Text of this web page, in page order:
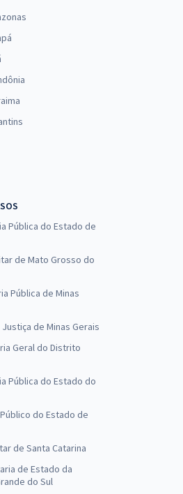
Pública do Estado de
de Mato Grosso do
Pública de Minas
Justiça de Minas Gerais
Geral do Distrito
Pública do Estado do
do Estado de
de Santa Catarina
de Estado da
do Sul